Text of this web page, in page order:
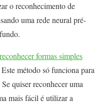
o reconhecimento de
uma rede neural pré-
reconhecer formas simples
método só funciona para
quiser reconhecer uma
mais fácil é utilizar a